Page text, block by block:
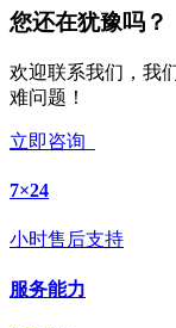
您还在犹豫吗？
欢迎联系我们，我
难问题！
立即咨询
7×24
小时售后支持
服务能力